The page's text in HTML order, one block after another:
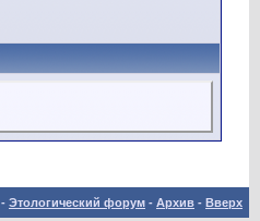
- Этологический форум - Архив - Вверх